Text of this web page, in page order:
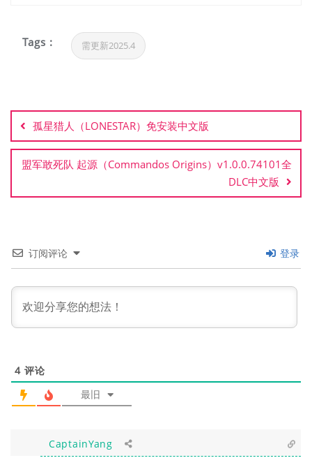
Tags : 需更新2025.4
章
导
航
孤星猎人（LONESTAR）免安装中文版
盟军敢死队 起源（Commandos Origins）v1.0.0.74101全
DLC中文版
订阅评论 登录
4 评论
最旧
CaptainYang